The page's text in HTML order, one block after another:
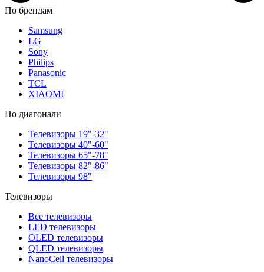
По брендам
Samsung
LG
Sony
Philips
Panasonic
TCL
XIAOMI
По диагонали
Телевизоры 19"-32"
Телевизоры 40"-60"
Телевизоры 65"-78"
Телевизоры 82"-86"
Телевизоры 98"
Телевизоры
Все телевизоры
LED телевизоры
OLED телевизоры
QLED телевизоры
NanoCell телевизоры